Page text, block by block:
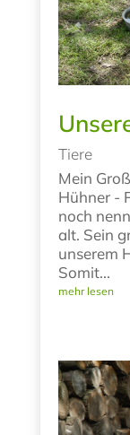
Tiere
Mein
Hühner -
noch
alt. Sein
unserem
Somit...
mehr lesen